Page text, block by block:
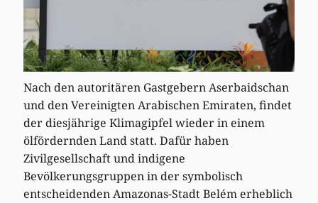
Nach den autoritären Gastgebern Aserbaidschan
und den Vereinigten Arabischen Emiraten, findet
der diesjährige Klimagipfel wieder in einem
ölfördernden Land statt. Dafür haben
Zivilgesellschaft und indigene
Bevölkerungsgruppen in der symbolisch
entscheidenden Amazonas-Stadt Belém erheblich